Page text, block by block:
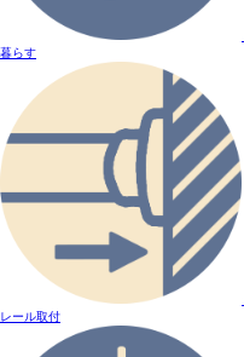
暮らす
レール取付